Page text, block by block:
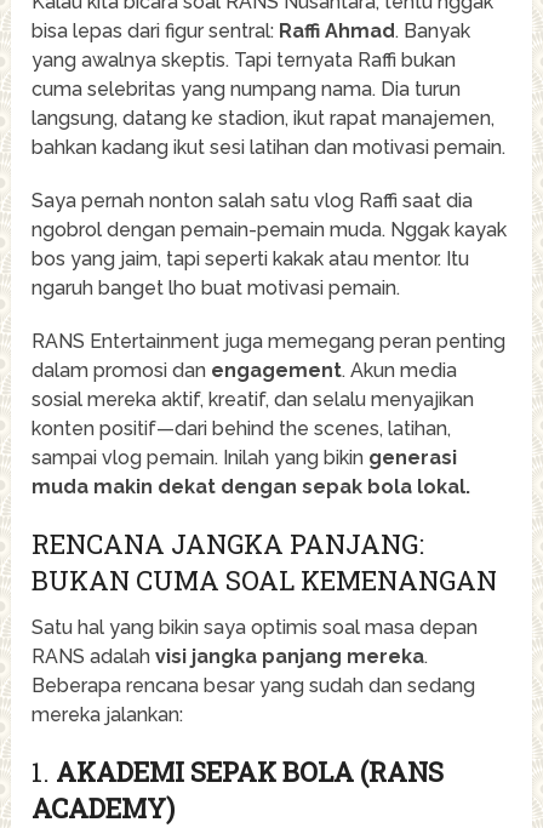
bisa lepas dari figur sentral: Raffi Ahmad. Banyak
yang awalnya skeptis. Tapi ternyata Raffi bukan
cuma selebritas yang numpang nama. Dia turun
langsung, datang ke stadion, ikut rapat manajemen,
bahkan kadang ikut sesi latihan dan motivasi pemain.
Saya pernah nonton salah satu vlog Raffi saat dia
ngobrol dengan pemain-pemain muda. Nggak kayak
bos yang jaim, tapi seperti kakak atau mentor. Itu
ngaruh banget lho buat motivasi pemain.
RANS Entertainment juga memegang peran penting
dalam promosi dan engagement. Akun media
sosial mereka aktif, kreatif, dan selalu menyajikan
konten positif—dari behind the scenes, latihan,
sampai vlog pemain. Inilah yang bikin generasi
muda makin dekat dengan sepak bola lokal.
RENCANA JANGKA PANJANG:
BUKAN CUMA SOAL KEMENANGAN
Satu hal yang bikin saya optimis soal masa depan
RANS adalahvisi jangka panjang mereka.
Beberapa rencana besar yang sudah dan sedang
mereka jalankan:
1. AKADEMI SEPAK BOLA (RANS
ACADEMY)